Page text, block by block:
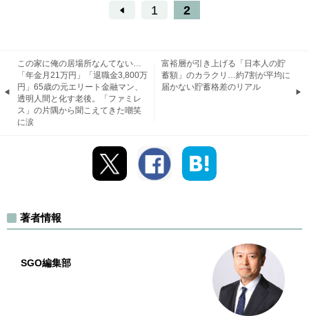
1 2
この家に俺の居場所なんてない…
「年金月21万円」「退職金3,800万
円」65歳の元エリート金融マン、
透明人間と化す老後。「ファミレ
ス」の片隅から聞こえてきた嘲笑
に涙
富裕層が引き上げる「日本人の貯
蓄額」のカラクリ…約7割が平均に
届かない貯蓄格差のリアル
著者情報
SGO編集部